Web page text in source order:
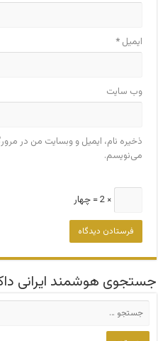
ایمیل*
وب‌ سایت
ذخیره نام، ایمیل و وبسایت من در
می‌نویسم.
× 2 = چهار
جستجوی هوشمند ایرانی